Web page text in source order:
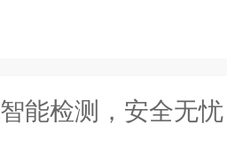
智能检测，安全无忧：